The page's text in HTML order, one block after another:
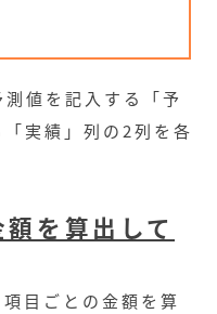
値を記入する「予
実績」列の2列を各
を算出して
目ごとの金額を算